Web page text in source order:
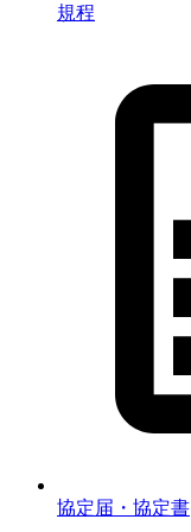
規程
協定届・協定書